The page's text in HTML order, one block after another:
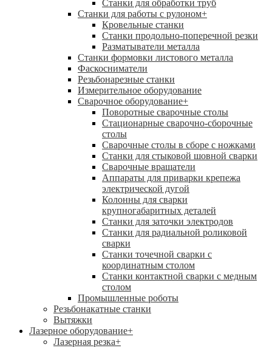
Станки для обработки труб
Станки для работы с рулоном+
Кровельные станки
Станки продольно-поперечной резки
Разматыватели металла
Станки формовки листового металла
Фаскосниматели
Резьбонарезные станки
Измерительное оборудование
Сварочное оборудование+
Поворотные сварочные столы
Стационарные сварочно-сборочные
столы
Сварочные столы в сборе с ножками
Станки для стыковой шовной сварки
Сварочные вращатели
Аппараты для приварки крепежа
электрической дугой
Колонны для сварки
крупногабаритных деталей
Станки для заточки электродов
Станки для радиальной роликовой
сварки
Станки точечной сварки с
координатным столом
Станки контактной сварки с медным
столом
Промышленные роботы
Резьбонакатные станки
Вытяжки
Лазерное оборудование+
Лазерная резка+